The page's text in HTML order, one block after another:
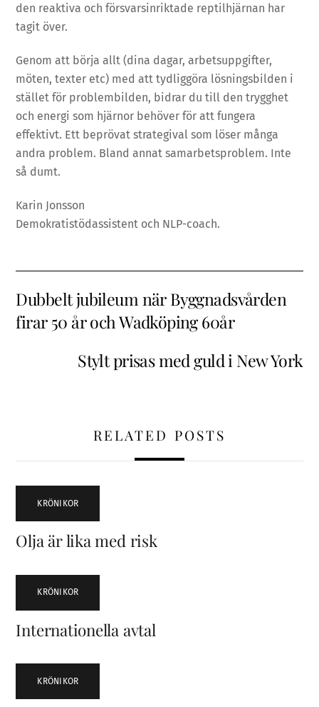
den reaktiva och försvarsinriktade reptilhjärnan har
tagit över.
Genom att börja allt (dina dagar, arbetsuppgifter,
möten, texter etc) med att tydliggöra lösningsbilden i
stället för problembilden, bidrar du till den trygghet
och energi som hjärnor behöver för att fungera
effektivt. Ett beprövat strategival som löser många
andra problem. Bland annat samarbetsproblem. Inte
så dumt.
Karin Jonsson
Demokratistödassistent och NLP-coach.
Dubbelt jubileum när Byggnadsvården
firar 50 år och Wadköping 60år
Stylt prisas med guld i New York
RELATED POSTS
KRÖNIKOR
Olja är lika med risk
KRÖNIKOR
Internationella avtal
KRÖNIKOR